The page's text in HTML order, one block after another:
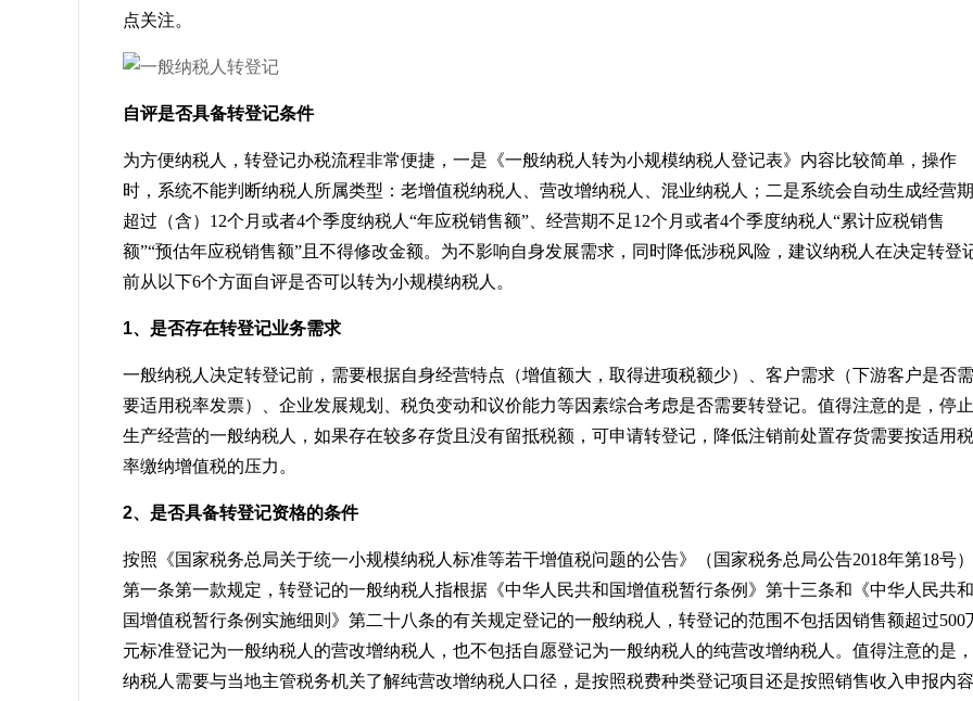
点关注。
自评是否具备转登记条件
为方便纳税人，转登记办税流程非常便捷，一是《一般纳税人转为小规模纳税人登记表》内容比较简单，操作
时，系统不能判断纳税人所属类型：老增值税纳税人、营改增纳税人、混业纳税人；二是系统会自动生成经营期
超过（含）12个月或者4个季度纳税人“年应税销售额”、经营期不足12个月或者4个季度纳税人“累计应税销售
额”“预估年应税销售额”且不得修改金额。为不影响自身发展需求，同时降低涉税风险，建议纳税人在决定转登
前从以下6个方面自评是否可以转为小规模纳税人。
1、是否存在转登记业务需求
一般纳税人决定转登记前，需要根据自身经营特点（增值额大，取得进项税额少）、客户需求（下游客户是否需
要适用税率发票）、企业发展规划、税负变动和议价能力等因素综合考虑是否需要转登记。值得注意的是，停止
生产经营的一般纳税人，如果存在较多存货且没有留抵税额，可申请转登记，降低注销前处置存货需要按适用税
率缴纳增值税的压力。
2、是否具备转登记资格的条件
按照《国家税务总局关于统一小规模纳税人标准等若干增值税问题的公告》（国家税务总局公告2018年第18号）
第一条第一款规定，转登记的一般纳税人指根据《中华人民共和国增值税暂行条例》第十三条和《中华人民共和
国增值税暂行条例实施细则》第二十八条的有关规定登记的一般纳税人，转登记的范围不包括因销售额超过500
元标准登记为一般纳税人的营改增纳税人，也不包括自愿登记为一般纳税人的纯营改增纳税人。值得注意的是，
纳税人需要与当地主管税务机关了解纯营改增纳税人口径，是按照税费种类登记项目还是按照销售收入申报内容